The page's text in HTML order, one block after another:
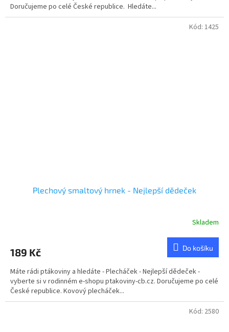
hvězdiček.
Doručujeme po celé České republice. Hledáte...
Plechový smaltový hrnek - Nejlepší dědeček
Skladem
189 Kč Do košíku
Máte rádi ptákoviny a hledáte - Plecháček - Nejlepší dědeček -
vyberte si v rodinném e-shopu ptakoviny-cb.cz. Doručujeme po celé
České republice. Kovový plecháček...
Kód: 1425
Kód: 2580